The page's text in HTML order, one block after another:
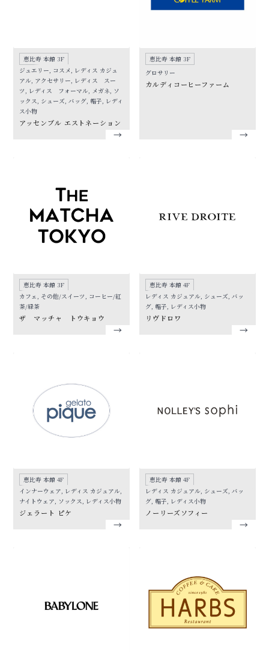
恵比寿 本館 3F
ジュエリー, コスメ, レディス カジュ
アル, アクセサリー, レディス スー
ツ, レディス フォーマル, メガネ, ソ
ックス, シューズ, バッグ, 帽子, レディ
ス小物
アッセンブル エストネーション
恵比寿 本館 3F
グロサリー
カルディコーヒーファーム
恵比寿 本館 3F
カフェ, その他/スイーツ, コーヒー/紅
茶/緑茶
ザ マッチャ トウキョウ
恵比寿 本館 4F
レディス カジュアル, シューズ, バッ
グ, 帽子, レディス小物
リヴドロワ
恵比寿 本館 4F
インナーウェア, レディス カジュアル,
ナイトウェア, ソックス, レディス小物
ジェラート ピケ
恵比寿 本館 4F
レディス カジュアル, シューズ, バッ
グ, 帽子, レディス小物
ノーリーズソフィー